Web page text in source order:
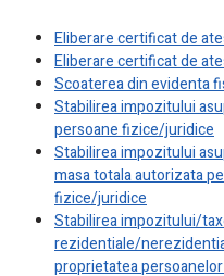
Eliberare certificat de
Eliberare certificat de
Scoaterea din evidenta
Stabilirea impozitului
persoane fizice/juridice
Stabilirea impozitului
masa totala autorizata
fizice/juridice
Stabilirea impozitului/
rezidentiale/
proprietatea